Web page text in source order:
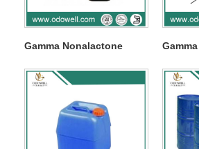
Gamma Nonalactone